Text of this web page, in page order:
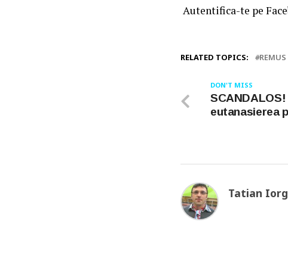
Autentifica-te pe
RELATED TOPICS:
DON'T MISS
eutanasierea
Tatian